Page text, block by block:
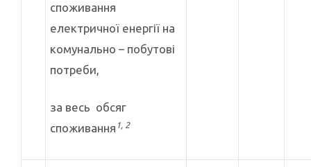
споживання
електричної енергії на
комунально – побутові
потреби,
за весь обсяг
споживання 1, 2